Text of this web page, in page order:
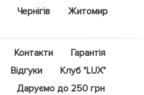
Чернігів Житомир
Контакти
Гарантія
Відгуки
Клуб "LUX"
Даруємо до 250 грн